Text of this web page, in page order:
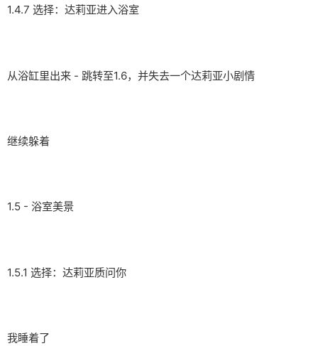
1.4.7 选择：达莉亚进入浴室
从浴缸里出来 - 跳转至1.6，并失去一个达莉亚小剧情
继续躲着
1.5 - 浴室美景
1.5.1 选择：达莉亚质问你
我睡着了